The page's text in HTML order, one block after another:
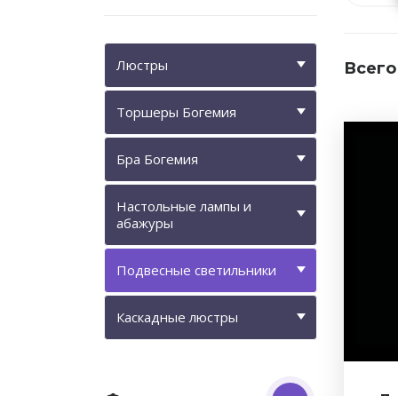
Люстры
Торшеры Богемия
Бра Богемия
Настольные лампы и
абажуры
Подвесные светильники
Каскадные люстры